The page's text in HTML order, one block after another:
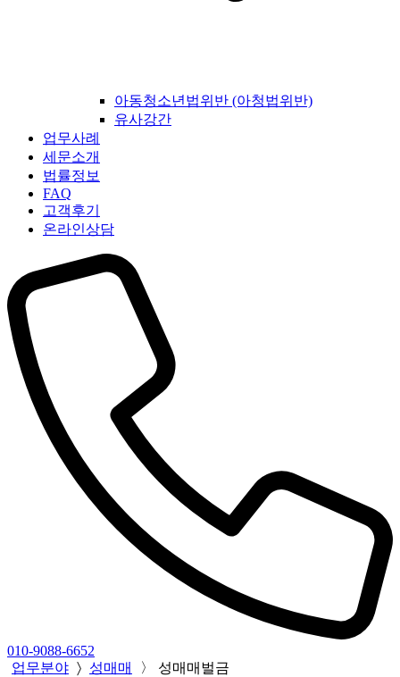
아동청소년법위반 (아청법위반)
유사강간
업무사례
세문소개
법률정보
FAQ
고객후기
온라인상담
010-9088-6652
업무분야 〉 성매매 〉 성매매벌금